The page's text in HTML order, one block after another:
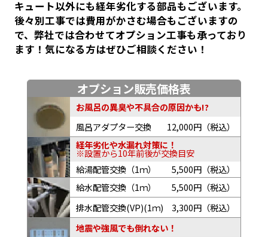
キュート以外にも経年劣化する部品もございます。
後々別工事では費用がかさむ場合もございますの
で、弊社では合わせてオプション工事も承っており
ます！気になる方はぜひご相談ください！
オプション販売価格表
お風呂の異臭や不具合の原因かも!?
風呂アダプター交換
12,000円（税込）
経年劣化や水漏れ対策に！
※設置から10年前後が交換目安
給湯配管交換（1ｍ）
5,500円（税込）
給水配管交換（1ｍ）
5,500円（税込）
排水配管交換(VP)(1ｍ)
3,300円（税込）
地震や強風でも倒れない！